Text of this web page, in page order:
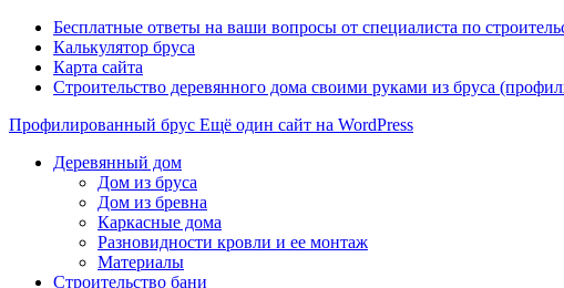
Бесплатные ответы на ваши вопросы от специалиста по
Калькулятор бруса
Карта сайта
Строительство деревянного дома своими руками из бруса
Профилированный брус Ещё один сайт на WordPress
Деревянный дом
Дом из бруса
Дом из бревна
Каркасные дома
Разновидности кровли и ее монтаж
Материалы
Строительство бани